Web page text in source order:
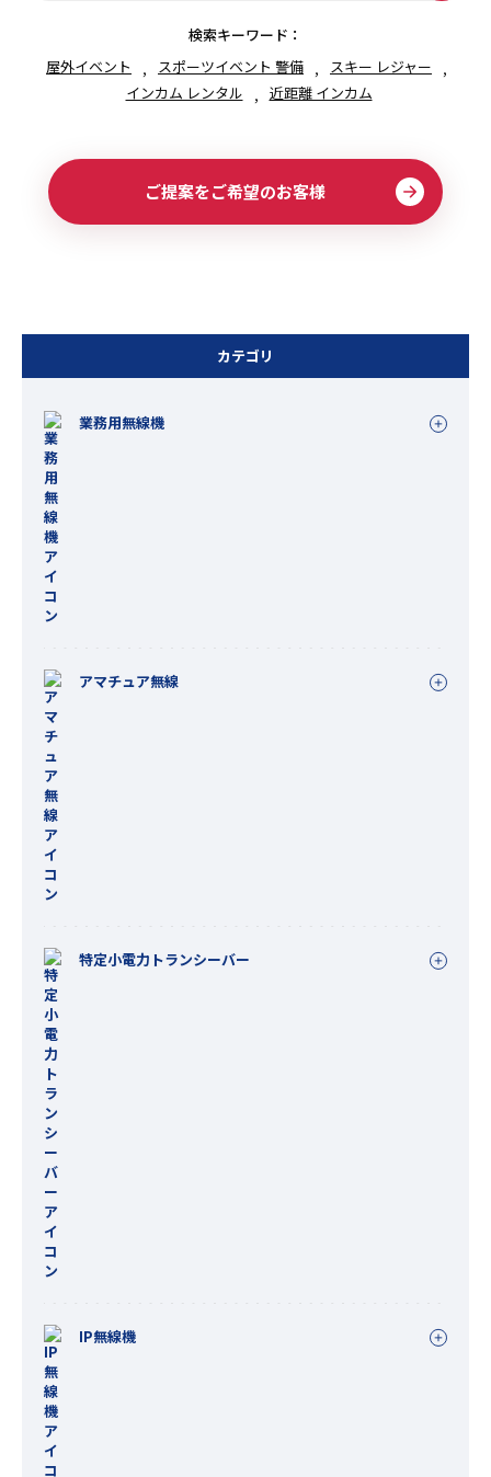
カテゴリ
業務用無線機
アマチュア無線
特定小電力トランシーバー
IP無線機
検索キーワード：
屋外イベント
スポーツイベント 警備
スキー レジャー
インカム レンタル
近距離 インカム
ご提案をご希望のお客様